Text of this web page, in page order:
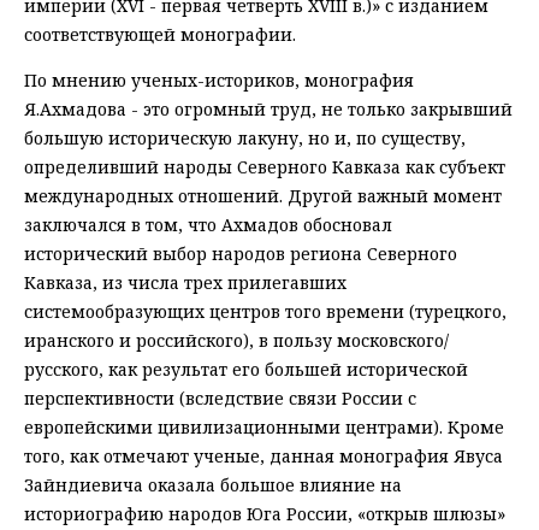
империи (XVI - первая четверть XVIII в.)» с изданием
соответствующей монографии.
По мнению ученых-историков, монография
Я.Ахмадова - это огромный труд, не только закрывший
большую историческую лакуну, но и, по существу,
определивший народы Северного Кавказа как субъект
международных отношений. Другой важный момент
заключался в том, что Ахмадов обосновал
исторический выбор народов региона Северного
Кавказа, из числа трех прилегавших
системообразующих центров того времени (турецкого,
иранского и российского), в пользу московского/
русского, как результат его большей исторической
перспективности (вследствие связи России с
европейскими цивилизационными центрами). Кроме
того, как отмечают ученые, данная монография Явуса
Зайндиевича оказала большое влияние на
историографию народов Юга России, «открыв шлюзы»